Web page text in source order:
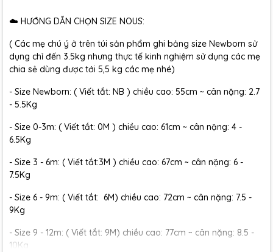
☁️ HƯỚNG DẪN CHỌN SIZE NOUS:
( Các mẹ chú ý ở trên túi sản phẩm ghi bảng size Newborn sử
dụng chỉ đến 3.5kg nhưng thực tế kinh nghiệm sử dụng các mẹ
chia sẻ dùng được tới 5,5 kg các mẹ nhé)
- Size Newborn: ( Viết tắt: NB ) chiều cao: 55cm ~ cân nặng: 2.7
- 5.5Kg
- Size 0-3m: ( Viết tắt: 0M ) chiều cao: 61cm ~ cân nặng: 4 -
6.5Kg
- Size 3 - 6m: ( Viết tắt:3M ) chiều cao: 67cm ~ cân nặng: 6 -
7.5Kg
- Size 6 - 9m: ( Viết tắt: 6M) chiều cao: 72cm ~ cân nặng: 7.5 -
9Kg
- Size 9 - 12m: ( Viết tắt: 9M) chiều cao: 77cm ~ cân nặng: 8.5 -
10Kg